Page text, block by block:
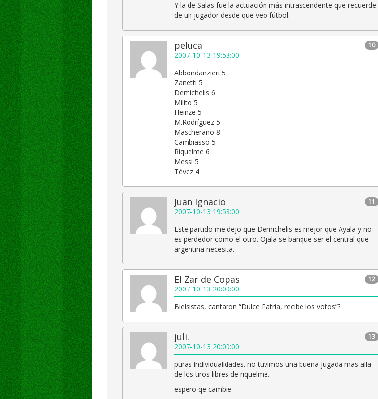
Y la de Salas fue la actuación más intrascendente que recuerde
de un jugador desde que veo fútbol.
10
peluca
2007-10-13 19:58:00
Abbondanzieri 5
Zanetti 5
Demichelis 6
Milito 5
Heinze 5
M.Rodríguez 5
Mascherano 8
Cambiasso 5
Riquelme 6
Messi 5
Tévez 4
11
Juan Ignacio
2007-10-13 19:58:00
Este partido me dejo que Demichelis es mejor que Ayala y no
es perdedor como el otro. Ojala se banque ser el central que
argentina necesita.
12
El Zar de Copas
2007-10-13 20:00:00
Bielsistas, cantaron “Dulce Patria, recibe los votos”?
13
juli.
2007-10-13 20:00:00
puras individualidades. no tuvimos una buena jugada mas alla
de los tiros libres de riquelme.
espero qe cambie